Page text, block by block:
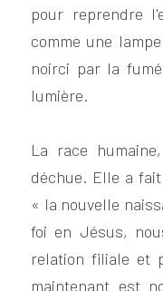
pour reprendre
comme une
noirci par la
lumière.
La race
déchue. Elle a
« la nouvelle
foi en Jésus,
relation filiale et
maintenant est